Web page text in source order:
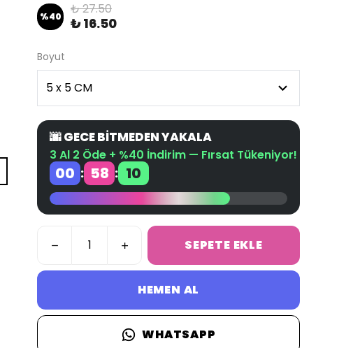
%40 ₺ 27.50
₺ 16.50
Boyut
🌆 GECE BİTMEDEN YAKALA
3 Al 2 Öde + %40 İndirim — Fırsat Tükeniyor!
00 : 58 : 09
SEPETE EKLE
HEMEN AL
WHATSAPP